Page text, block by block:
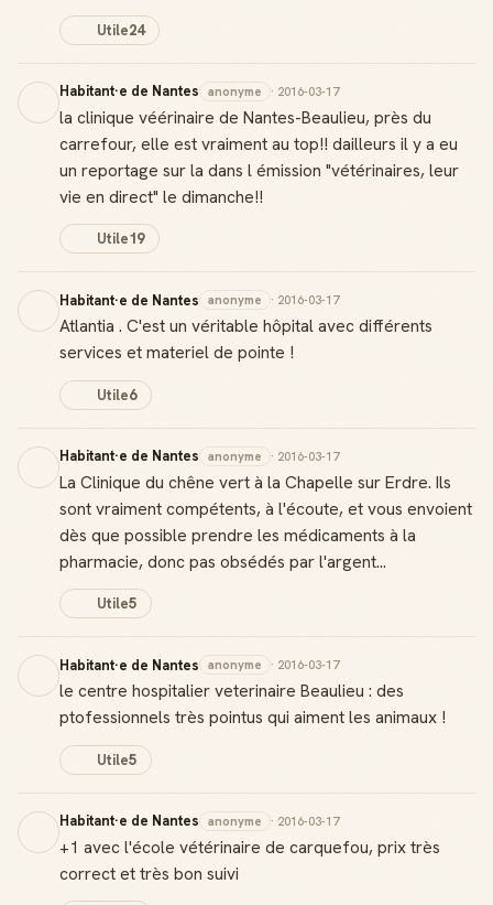
Utile24
Habitant·e de Nantes anonyme · 2016-03-17
la clinique véérinaire de Nantes-Beaulieu, près du
carrefour, elle est vraiment au top!! dailleurs il y a eu
un reportage sur la dans l émission "vétérinaires, leur
vie en direct" le dimanche!!
Utile19
Habitant·e de Nantes anonyme · 2016-03-17
Atlantia . C'est un véritable hôpital avec différents
services et materiel de pointe !
Utile6
Habitant·e de Nantes anonyme · 2016-03-17
La Clinique du chêne vert à la Chapelle sur Erdre. Ils
sont vraiment compétents, à l'écoute, et vous envoient
dès que possible prendre les médicaments à la
pharmacie, donc pas obsédés par l'argent...
Utile5
Habitant·e de Nantes anonyme · 2016-03-17
le centre hospitalier veterinaire Beaulieu : des
ptofessionnels très pointus qui aiment les animaux !
Utile5
Habitant·e de Nantes anonyme · 2016-03-17
+1 avec l'école vétérinaire de carquefou, prix très
correct et très bon suivi